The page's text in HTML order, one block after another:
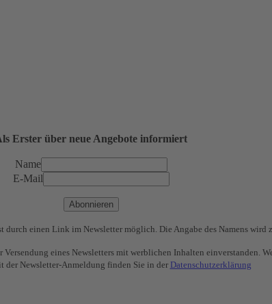
Erster über neue Angebote informiert
Name
E-Mail
Abonnieren
einen Link im Newsletter möglich. Die Angabe des Namens wird
eines Newsletters mit werblichen Inhalten einverstanden.
der Newsletter-Anmeldung finden Sie in der Datenschutzerklärung